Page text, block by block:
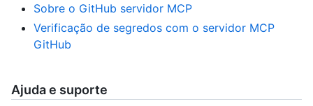
Sobre o GitHub servidor MCP
Verificação de segredos com o servidor MCP
GitHub
Ajuda e suporte